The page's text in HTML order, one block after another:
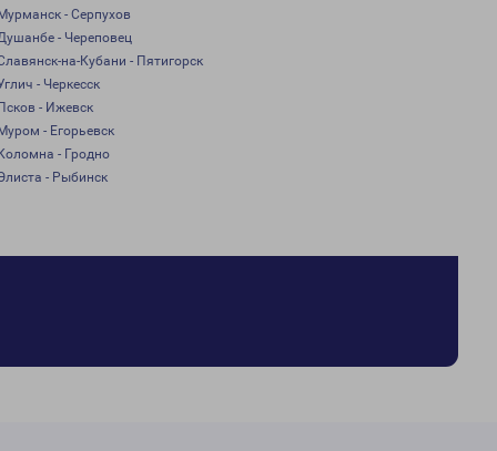
- Серпухов
- Череповец
на-Кубани - Пятигорск
- Черкесск
- Ижевск
- Егорьевск
- Гродно
- Рыбинск